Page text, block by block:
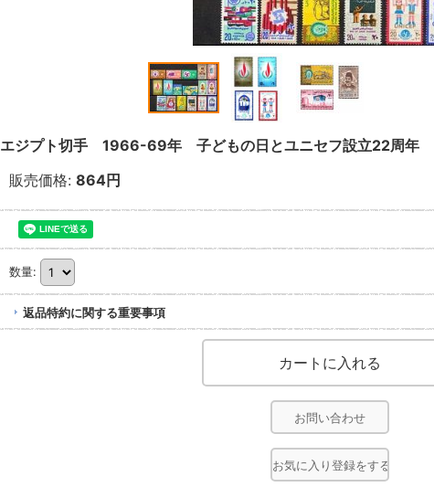
エジプト切手 1966-69年 子どもの日とユニセフ設立22周年
販売価格: 864円
数量:
返品特約に関する重要事項
お問い合わせ
お気に入り登録をする